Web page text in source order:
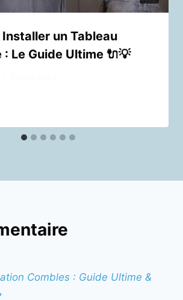
un Tableau
Le Guide Ultime 🔌💡
Combles : Guide Ultime &